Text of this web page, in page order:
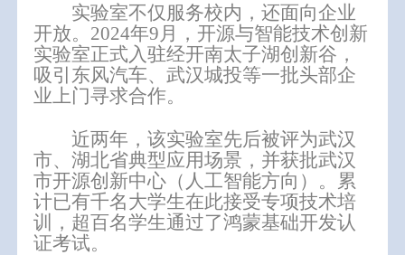
实验室不仅服务校内，还面向企业
开放。 2024年9月，开源与智能技术创新
实验室正式 入驻经开南太子湖创新谷，
吸引 东风汽车、武汉城投等一批头部企
业上门寻求合作。
近两年，该实验室先后被评为武汉
市、湖北省典型应用场景，并获批武汉
市开源创新中心 （ 人工智能方向 ） 。累
计已有千名大学生在此接受专项技术培
训，超百名学生通过了鸿蒙基础开发认
证考试。